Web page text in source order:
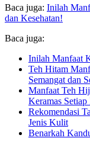
Baca juga: Inilah
dan Kesehatan!
Baca juga:
Inilah Manfaat
Teh Hitam
Semangat dan
Manfaat Teh
Keramas
Rekomendasi
Jenis Kulit
Benarkah